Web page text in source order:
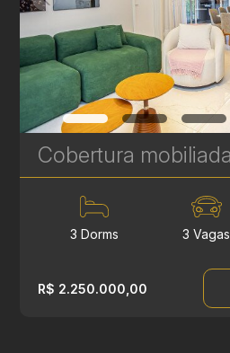
3 Dorms 3 Vagas
R$ 2.250.000,00